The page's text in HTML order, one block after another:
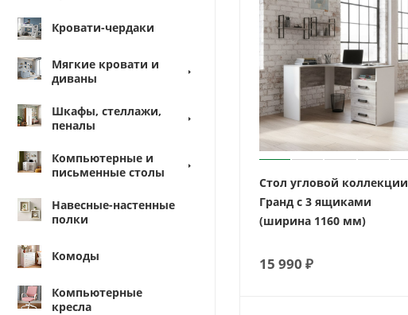
Кровати-чердаки
Мягкие кровати и
диваны
Шкафы, стеллажи,
пеналы
Компьютерные и
письменные столы
Навесные-настенные
полки
Комоды
Компьютерные
кресла
Стол угловой коллекции
Гранд с 3 ящиками
(ширина 1160 мм)
15 990 ₽